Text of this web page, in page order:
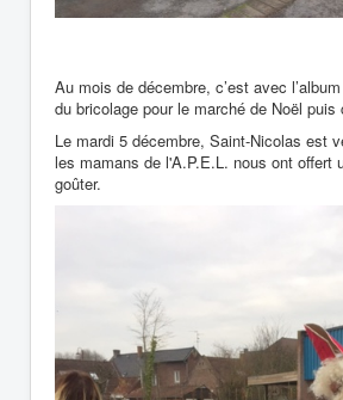
Au mois de décembre, c’est avec
du bricolage pour le marché de Noël
Le mardi 5 décembre, Saint-Nicolas est
les mamans de l'A.P.E.L. nous ont offert
goûter.